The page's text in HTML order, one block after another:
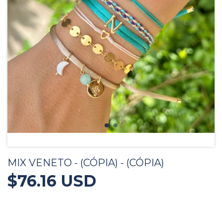
MIX VENETO - (CÓPIA) - (CÓPIA)
$76.16 USD